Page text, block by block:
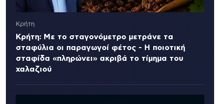
Κρήτη
Κρήτη: Με το σταγονόμετρο μετράνε τα
σταφύλια οι παραγωγοί φέτος - Η ποιοτική
σταφίδα «πληρώνει» ακριβά το τίμημα του
χαλαζιού